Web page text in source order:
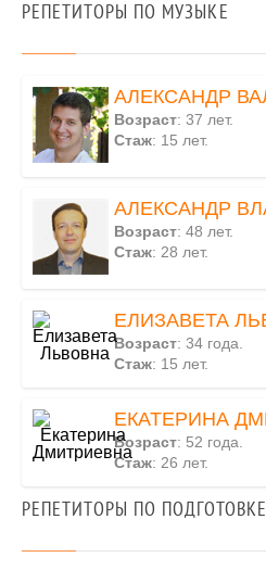
РЕПЕТИТОРЫ ПО МУЗЫКЕ
АЛЕКСАНДР
Возраст: 37 лет.
Стаж: 15 лет.
АЛЕКСАНДР
Возраст: 48 лет.
Стаж: 28 лет.
ЕЛИЗАВЕТА
Возраст: 34 года.
Стаж: 15 лет.
ЕКАТЕРИНА
Возраст: 52 года.
Стаж: 26 лет.
РЕПЕТИТОРЫ ПО